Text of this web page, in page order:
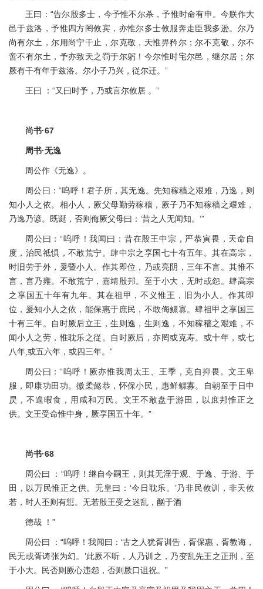
王曰：“告尔殷多士，今予惟不尔杀，予惟时命有申。今朕作大
邑于兹洛，予惟四方罔攸宾，亦惟尔多士攸服奔走臣我多逊。尔乃
尚有尔土，尔用尚宁干止，尔克敬，天惟畀矜尔；尔不克敬，尔不
啻不有尔土，予亦致天之罚于尔躬！今尔惟时宅尔邑，继尔居；尔
厥有干有年于兹洛。尔小子乃兴，従尔迁。”
王曰 ：“又曰时予，乃或言尔攸居 。”
尚书·67
周书·无逸
周公作《无逸》。
周公曰：“呜呼！君子所，其无逸。先知稼穑之艰难，乃逸，则
知小人之依。相小人，厥父母勤劳稼穑，厥子乃不知稼穑之艰难，
乃逸乃谚。既诞，否则侮厥父母曰：‘昔之人无闻知。’”
周公曰：“呜呼！我闻曰：昔在殷王中宗，严恭寅畏，天命自
度，治民祗惧，不敢荒宁。肆中宗之享国七十有五年。其在高宗，
时旧劳于外，爰暨小人。作其即位，乃或亮阴，三年不言。其惟不
言，言乃雍。不敢荒宁，嘉靖殷邦。至于小大，无时或怨。肆高宗
之享国五十年有九年。其在祖甲，不义惟王，旧为小人。作其即
位，爰知小人之依，能保惠于庶民，不敢侮鳏寡。肆祖甲之享国三
十有三年。自时厥后立王，生则逸，生则逸，不知稼穑之艰难，不
闻小人之劳，惟耽乐之従。自时厥后，亦罔或克寿。或十年，或七
八年,或五六年，或四三年。”
周公曰：“呜呼！厥亦惟我周太王、王季，克自抑畏。文王卑
服，即康功田功。徽柔懿恭，怀保小民，惠鲜鳏寡。自朝至于日中
昃，不遑暇食，用咸和万民。文王不敢盘于游田，以庶邦惟正之
供。文王受命惟中身，厥享国五十年。”
尚书·68
周公曰 ：“呜呼！继自今嗣王，则其无淫于观、于逸、于游、于
田，以万民惟正之供。无皇曰：‘今日耽乐。’乃非民攸训，非天攸
若，时人丕则有愆。无若殷王受之迷乱，酗于酒
德哉 ！”
周公曰 ：“呜呼！我闻曰：‘古之人犹胥训告，胥保惠，胥教诲，
民无或胥诪张为幻。’此厥不听，人乃训之，乃变乱先王之正刑，至
于小大。民否则厥心违怨，否则厥口诅祝。”